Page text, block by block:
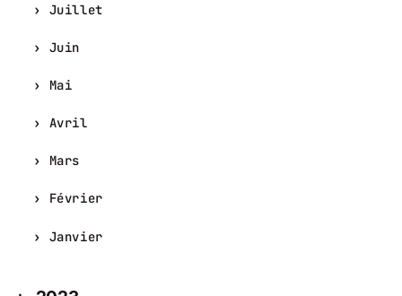
Juillet
Juin
Mai
Avril
Mars
Février
Janvier